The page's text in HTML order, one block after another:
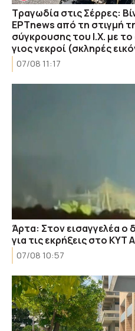
Τραγωδία στις Σέρρες:
ΕΡΤnews από τη στιγμή
σύγκρουσης του Ι.Χ. με
γιος νεκροί (σκληρές
07/08 11:17
Άρτα: Στον εισαγγελέα
για τις εκρήξεις στο ΚΥΤ
07/08 10:57